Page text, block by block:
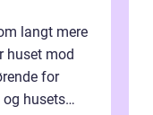
langt mere
huset mod
for
husets